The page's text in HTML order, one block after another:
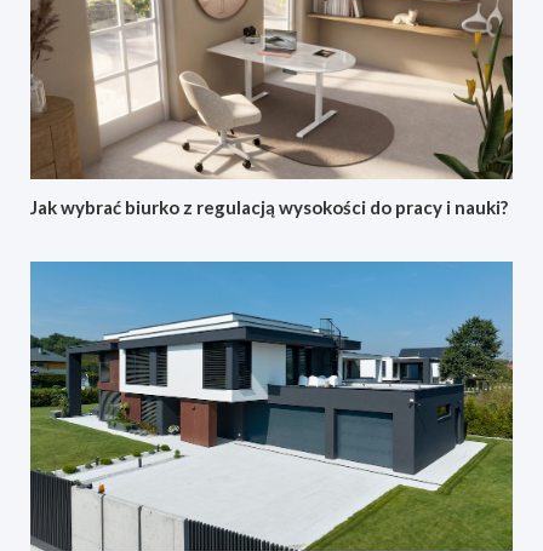
Jak wybrać biurko z regulacją wysokości do pracy i nauki?